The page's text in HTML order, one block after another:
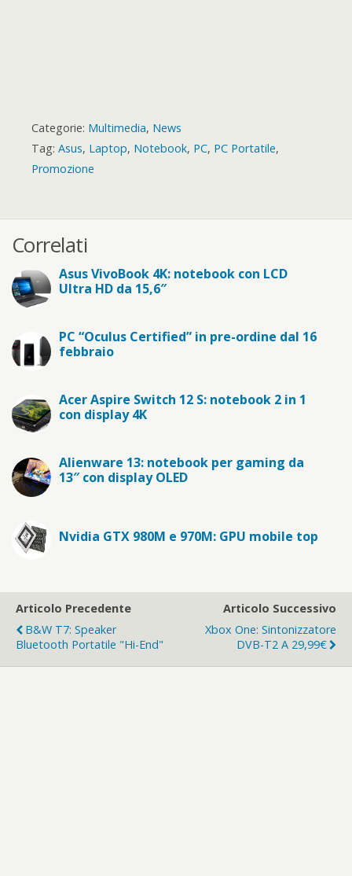
Categorie: Multimedia, News
Tag: Asus, Laptop, Notebook, PC, PC Portatile,
Promozione
Correlati
Asus VivoBook 4K: notebook con LCD
Ultra HD da 15,6″
PC “Oculus Certified” in pre-ordine dal 16
febbraio
Acer Aspire Switch 12 S: notebook 2 in 1
con display 4K
Alienware 13: notebook per gaming da
13″ con display OLED
Nvidia GTX 980M e 970M: GPU mobile top
Articolo Precedente
B&W T7: Speaker
Bluetooth Portatile "hi-End"
Articolo Successivo
Xbox One: Sintonizzatore
DVB-T2 A 29,99€